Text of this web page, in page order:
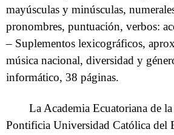
mayúsculas y minúsculas,
pronombres, puntuación, verbos:
– Suplementos lexicográficos,
música nacional, diversidad y
informático, 38 páginas.
La Academia Ecuatoriana de
Pontificia Universidad Católica del